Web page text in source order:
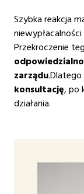
Szybka reakcja
Przekroczenie
zarządu
konsultację, po
działania.